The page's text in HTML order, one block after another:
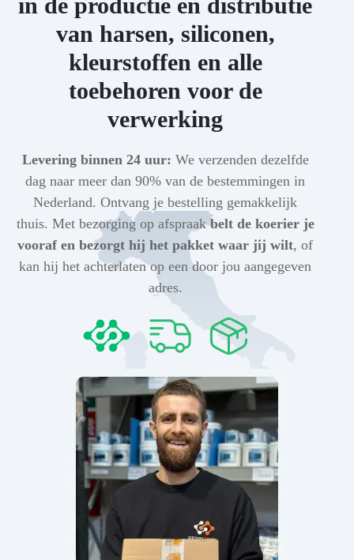
van harsen, siliconen,
kleurstoffen en alle
toebehoren voor de
verwerking
Levering binnen 24 uur: We verzenden dezelfde
dag naar meer dan 90% van de bestemmingen in
Nederland. Ontvang je bestelling gemakkelijk
thuis. Met bezorging op afspraakbelt de koerier je
vooraf en bezorgt hij het pakket waar jij wilt, of
kan hij het achterlaten op een door jou aangegeven
adres.